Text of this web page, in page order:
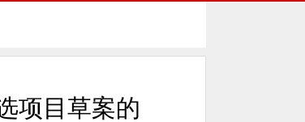
项目草案的